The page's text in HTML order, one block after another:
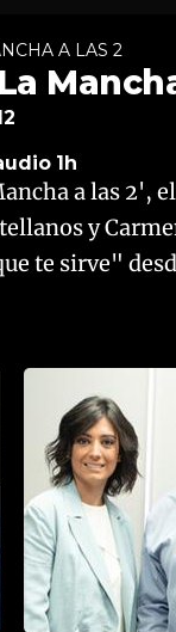
A LAS 2
1h
a las 2',
y
te sirve"